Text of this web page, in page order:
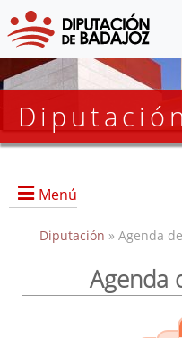
Diputación
Menú
Presidencia
Diputación » Agenda
Agenda